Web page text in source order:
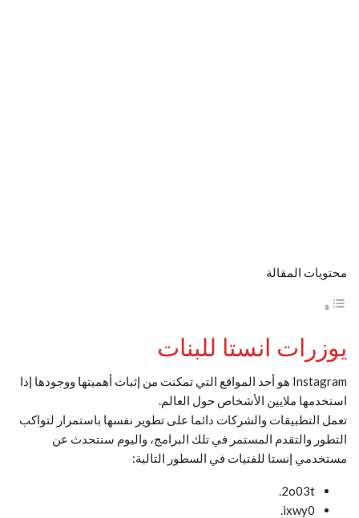
محتويات المقالة
يوزرات انستا للبنات
Instagram هو أحد المواقع التي تمكنت من إثبات أهميتها ووجودها إذا
استخدمها ملايين الأشخاص حول العالم.
تعمل التطبيقات والشركات دائما على تطوير نفسها باستمرار لتواكب
التطور والتقدم المستمر في تلك البرامج، واليوم سنتحدث عن
مستخدمي إنستا للفتيات في السطور التالية:
2o03t.
ixwy0.